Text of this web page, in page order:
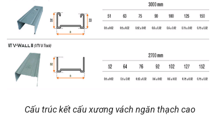
Cấu trúc kết cấu xương vách ngăn thạch cao